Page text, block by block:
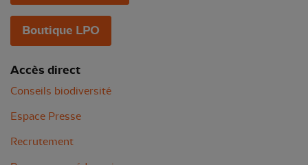
Boutique LPO
Accès direct
Conseils biodiversité
Espace Presse
Recrutement